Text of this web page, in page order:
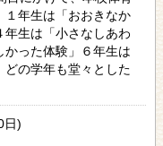
１年生は「おおきなか
生は「小さなしあわ
った体験」６年生は
どの学年も堂々とした
日)